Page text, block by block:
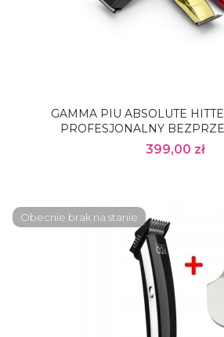
GAMMA PIU ABSOLUTE
PROFESJONALNY
399,00 zł
Obecnie brak na stanie